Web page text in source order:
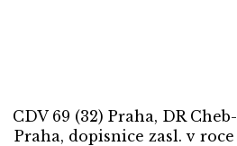
CDV 69 (32) Praha, DR Cheb-
Praha, dopisnice zasl. v roce